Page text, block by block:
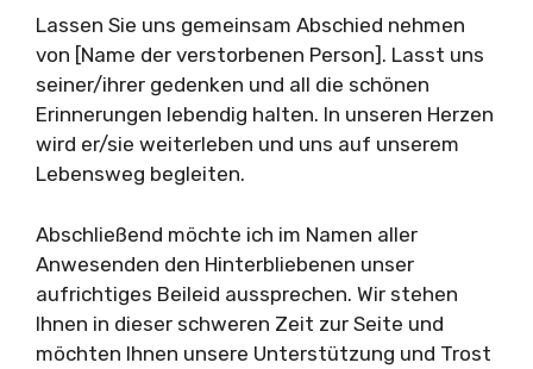
Lassen Sie uns gemeinsam Abschied nehmen
von [Name der verstorbenen Person]. Lasst uns
seiner/ihrer gedenken und all die schönen
Erinnerungen lebendig halten. In unseren Herzen
wird er/sie weiterleben und uns auf unserem
Lebensweg begleiten.
Abschließend möchte ich im Namen aller
Anwesenden den Hinterbliebenen unser
aufrichtiges Beileid aussprechen. Wir stehen
Ihnen in dieser schweren Zeit zur Seite und
möchten Ihnen unsere Unterstützung und Trost